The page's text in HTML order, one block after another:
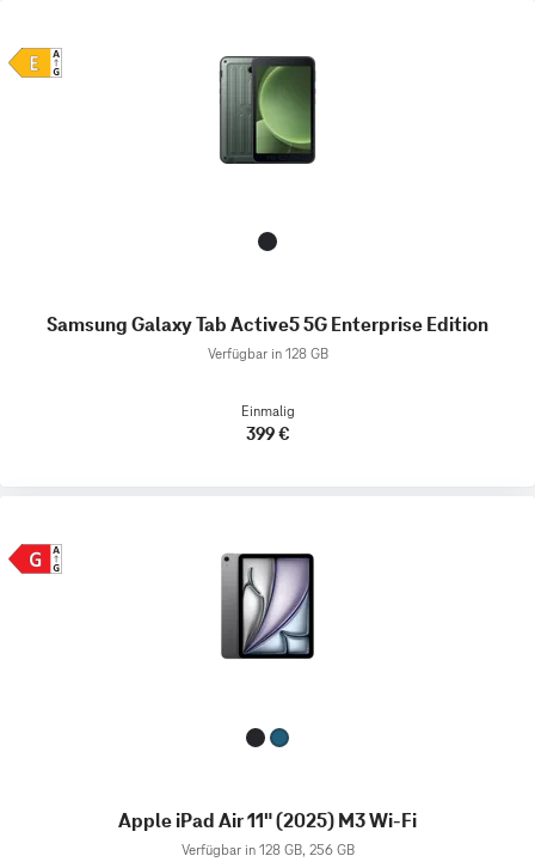
Samsung Galaxy Tab Active5 5G Enterprise Edition
Verfügbar in 128 GB
Einmalig
399 €
Apple iPad Air 11" (2025) M3 Wi-Fi
Verfügbar in 128 GB, 256 GB